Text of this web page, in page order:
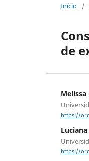
Início /
de
https://
https://